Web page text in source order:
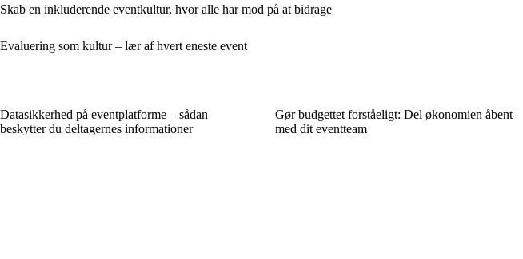
Skab en inkluderende eventkultur, hvor alle har mod på at bidrage
Evaluering som kultur – lær af hvert eneste event
Datasikkerhed på eventplatforme – sådan
beskytter du deltagernes informationer
Gør budgettet forståeligt: Del økonomien åbent
med dit eventteam